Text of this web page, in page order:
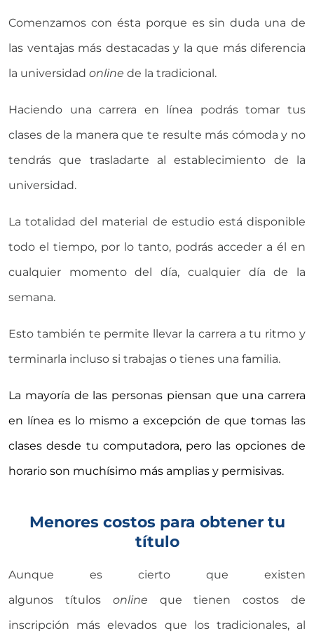
Comenzamos con ésta porque es sin duda una de
las ventajas más destacadas y la que más diferencia
la universidad online de la tradicional.
Haciendo una carrera en línea podrás tomar tus
clases de la manera que te resulte más cómoda y no
tendrás que trasladarte al establecimiento de la
universidad.
La totalidad del material de estudio está disponible
todo el tiempo, por lo tanto, podrás acceder a él en
cualquier momento del día, cualquier día de la
semana.
Esto también te permite llevar la carrera a tu ritmo y
terminarla incluso si trabajas o tienes una familia.
La mayoría de las personas piensan que una carrera
en línea es lo mismo a excepción de que tomas las
clases desde tu computadora, pero las opciones de
horario son muchísimo más amplias y permisivas.
Menores costos para obtener tu
título
Aunque es cierto que existen
algunos títulos online que tienen costos de
inscripción más elevados que los tradicionales, al